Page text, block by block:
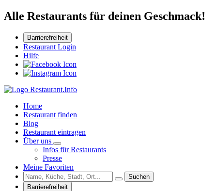
Alle Restaurants für deinen Geschmack!
Barrierefreiheit
Restaurant Login
Hilfe
Home
Restaurant finden
Blog
Restaurant eintragen
Über uns
Infos für Restaurants
Presse
Meine Favoriten
Suchen
Barrierefreiheit